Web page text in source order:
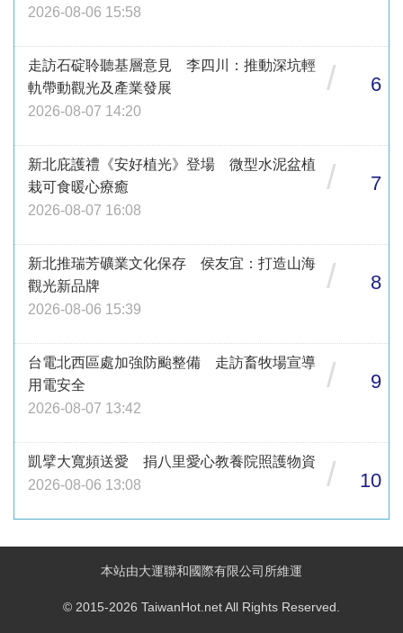
2026-08-06 15:58
走訪石碇聆聽基層意見 李四川：推動深坑輕
軌帶動觀光及產業發展
2026-08-07 14:20
/ 6
新北庇護禮《安好植光》登場 微型水泥盆植
栽可食暖心療癒
2026-08-07 16:08
/ 7
新北推瑞芳礦業文化保存 侯友宜：打造山海
觀光新品牌
2026-08-06 15:39
/ 8
台電北西區處加強防颱整備 走訪畜牧場宣導
用電安全
2026-08-07 13:42
/ 9
凱擘大寬頻送愛 捐八里愛心教養院照護物資
2026-08-06 13:08
/ 10
本站由大運聯和國際有限公司所維運
© 2015-2026 TaiwanHot.net All Rights Reserved.